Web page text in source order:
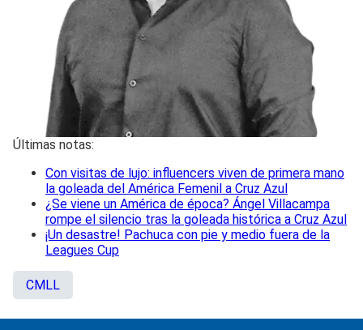
Últimas notas:
Con visitas de lujo: influencers viven de primera mano
la goleada del América Femenil a Cruz Azul
¿Se viene un América de época? Ángel Villacampa
rompe el silencio tras la goleada histórica a Cruz Azul
¡Un desastre! Pachuca con pie y medio fuera de la
Leagues Cup
CMLL